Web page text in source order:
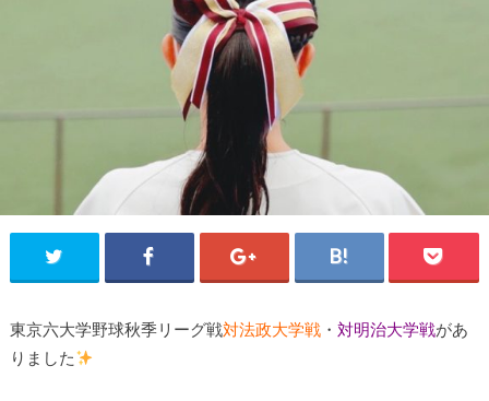
東京六大学野球秋季リーグ戦対法政大学戦・ 対明治大学戦があ
りました